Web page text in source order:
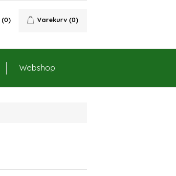
(0) Varekurv (0)
Webshop